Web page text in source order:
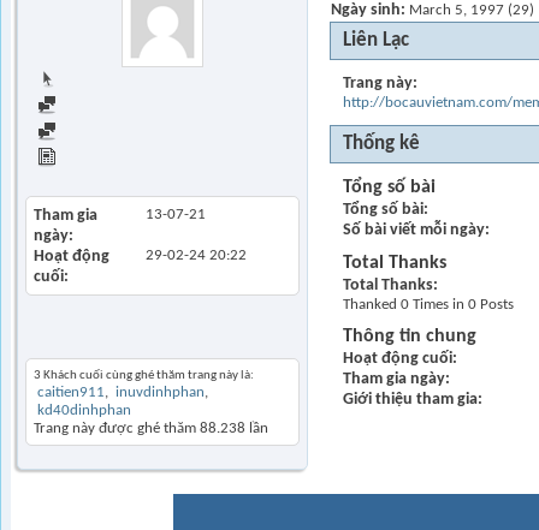
Tham gia
ngày
13-07-21
Hoạt động
cuối
29-02-24 20:22
3 Khách cuối cùng ghé thăm trang này là:
caitien911
inuvdinhphan
kd40dinhphan
Trang này được ghé thăm 88.238 lần
Ngày sinh March 5, 1997 (29)
Liên Lạc
Trang này
http://bocauvietnam.com/
Thống kê
Tổng số bài
Tổng số bài
Số bài viết mỗi ngày
Total Thanks
Total Thanks
Thanked 0 Times in 0 Posts
Thông tin chung
Hoạt động cuối
Tham gia ngày
Giới thiệu tham gia